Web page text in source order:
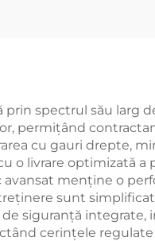
spectrul său larg
permițând
cu gauri drepte,
o livrare optimizată
menține o
sunt
siguranță
cerințele